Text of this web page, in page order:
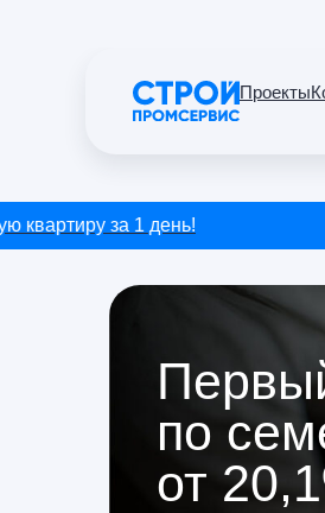
Проекты
за 1 день!
по
от